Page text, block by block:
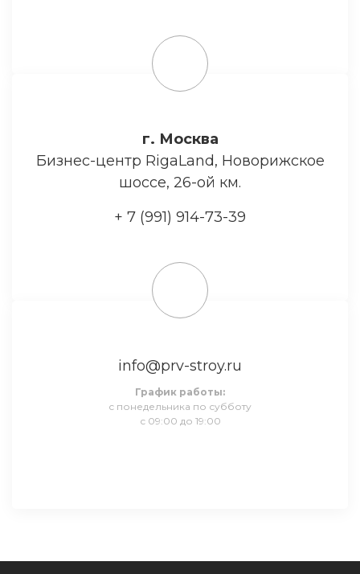
г. Москва
Бизнес-центр RigaLand, Новорижское
шоссе, 26-ой км.
+ 7 (991) 914-73-39
info@prv-stroy.ru
График работы:
с понедельника по субботу
с 09:00 до 19:00